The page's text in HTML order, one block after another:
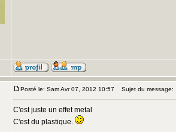
Posté le: Sam Avr 07, 2012 10:57 Sujet du message:
C'est juste un effet metal
C'est du plastique.